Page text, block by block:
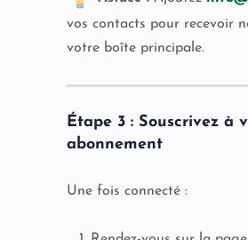
vos contacts pour recevoir
votre boîte principale.
Étape 3 : Souscrivez à
abonnement
Une fois connecté :